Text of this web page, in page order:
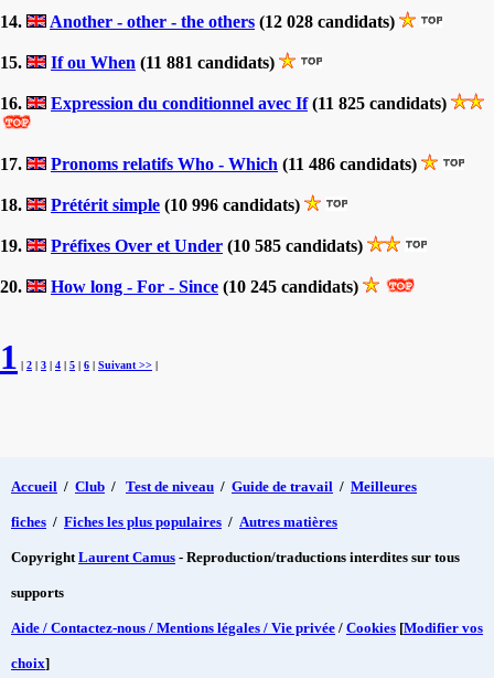
14. Another - other - the others (12 028 candidats)
15. If ou When (11 881 candidats)
16. Expression du conditionnel avec If(11 825 candidats)
17. Pronoms relatifs Who - Which (11 486 candidats)
18. Prétérit simple (10 996 candidats)
19. Préfixes Over et Under (10 585 candidats)
20. How long - For - Since (10 245 candidats)
1 | 2 | 3 | 4 | 5 | 6 | Suivant >> |
Accueil / Club / Test de niveau / Guide de travail / Meilleures
fiches / Fiches les plus populaires / Autres matières
CopyrightLaurent Camus - Reproduction/traductions interdites sur tous
supports
Aide / Contactez-nous / Mentions légales / Vie privée / Cookies [Modifier vos
choix]